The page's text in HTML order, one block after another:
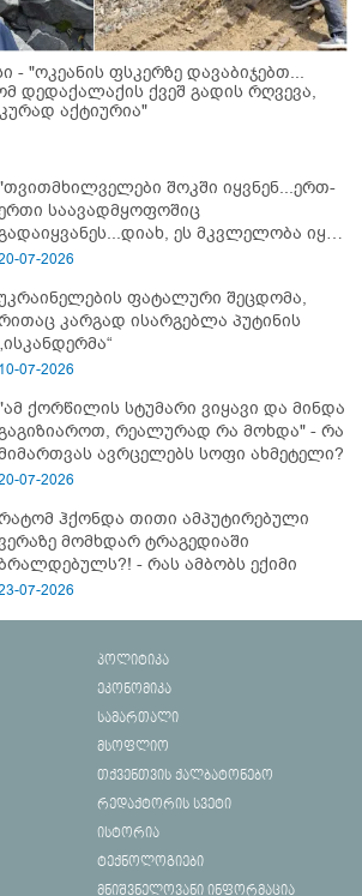
- "ოკეანის ფსკერზე დავაბიჯებთ...
დედაქალაქის ქვეშ გადის რღვევა,
აქტიურია"
შოკში იყვნენ...ერთ-
საავადმყოფოშიც
ეს მკვლელობა იყო"
გორში დატრიალებული ტრაგედიის
07-2026
ფატალური შეცდომა,
კარგად ისარგებლა პუტინის
10-07-2026
ქორწილის სტუმარი ვიყავი და მინდა
რეალურად რა მოხდა" - რა
ავრცელებს სოფი ახმეტელი?
07-2026
ჰქონდა თითი ამპუტირებული
მომხდარ ტრაგედიაში
- რას ამბობს ექიმი
07-2026
პოლიტიკა
ეკონომიკა
სამართალი
მსოფლიო
თქვენთვის ქალბატონებო
რედაქტორის სვეტი
ისტორია
ტექნოლოგიები
მნიშვნელოვანი ინფორმაცია